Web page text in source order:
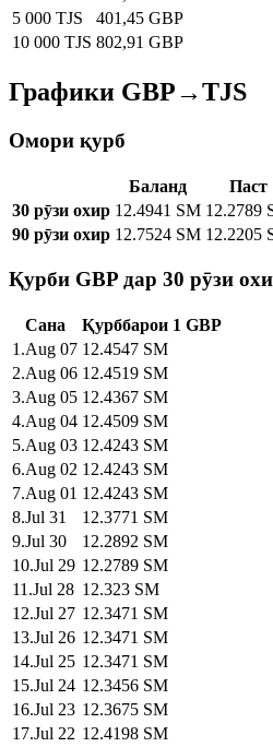
5 000 TJS
401,45 GBP
10 000 TJS 802,91 GBP
Графики GBP→TJS
Омори қурб
Баланд Паст
30 рӯзи охир 12.4941 SM 12.2789
90 рӯзи охир 12.7524 SM 12.2205
Қурби GBP дар 30 рӯзи
Сана Қурббарои 1 GBP
1 .Aug 07 12.4547 SM
2.Aug 06 12.4519 SM
3.Aug 05 12.4367 SM
4.Aug 04 12.4509 SM
5.Aug 03 12.4243 SM
6.Aug 02 12.4243 SM
7.Aug 01 12.4243 SM
8.Jul 31 12.3771 SM
9.Jul 30 12.2892 SM
10.Jul 29 12.2789 SM
11 .Jul 28 12.323 SM
12.Jul 27 12.3471 SM
13.Jul 26 12.3471 SM
14.Jul 25 12.3471 SM
15.Jul 24 12.3456 SM
16.Jul 23 12.3675 SM
17.Jul 22 12.4198 SM